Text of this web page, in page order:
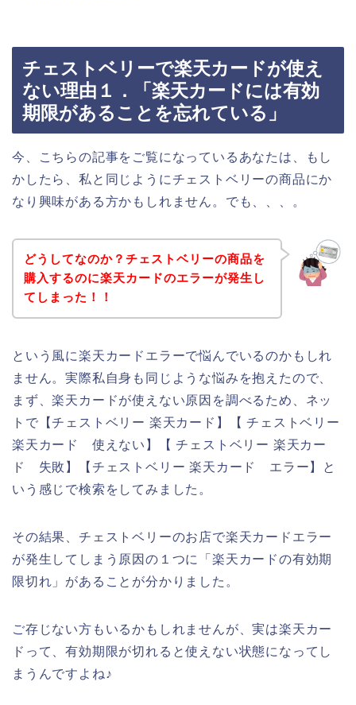
チェストベリーで楽天カードが使え
ない理由１．「楽天カードには有効
期限があることを忘れている」
今、こちらの記事をご覧になっているあなたは、もし
かしたら、私と同じようにチェストベリーの商品にか
なり興味がある方かもしれません。でも、、、。
どうしてなのか？チェストベリーの商品を
購入するのに楽天カードのエラーが発生し
てしまった！！
という風に楽天カードエラーで悩んでいるのかもしれ
ません。実際私自身も同じような悩みを抱えたので、
まず、楽天カードが使えない原因を調べるため、ネッ
トで【チェストベリー 楽天カード】【 チェストベリー
楽天カード 使えない】【 チェストベリー 楽天カー
ド 失敗】【チェストベリー 楽天カード エラー】と
いう感じで検索をしてみました。
その結果、チェストベリーのお店で楽天カードエラー
が発生してしまう原因の１つに「楽天カードの有効期
限切れ」があることが分かりました。
ご存じない方もいるかもしれませんが、実は楽天カー
ドって、有効期限が切れると使えない状態になってし
まうんですよね♪